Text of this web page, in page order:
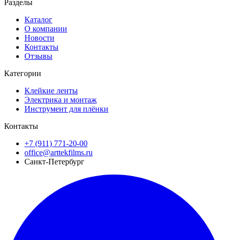
Разделы
Каталог
О компании
Новости
Контакты
Отзывы
Категории
Клейкие ленты
Электрика и монтаж
Инструмент для плёнки
Контакты
+7 (911) 771-20-00
office@arttekfilms.ru
Санкт-Петербург